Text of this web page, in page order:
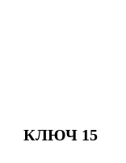
КЛЮЧ 15